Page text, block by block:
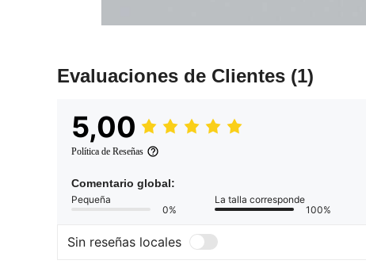
Evaluaciones de Clientes (1)
5,00
Política de Reseñas
Comentario global:
Pequeña
0%
La talla corresponde
100%
Sin reseñas locales